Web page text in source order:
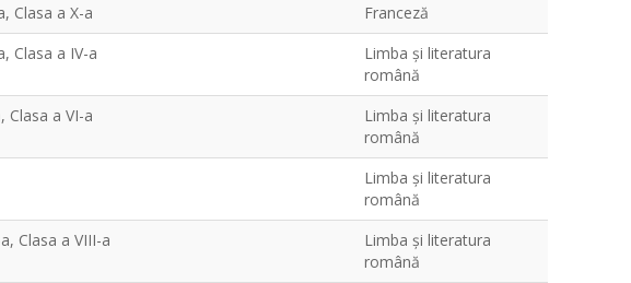
Clasa a X-a
Franceză
Clasa a IV-a
Limba şi literatura
română
Clasa a VI-a
Limba şi literatura
română
Limba şi literatura
română
Clasa a VIII-a
Limba şi literatura
română